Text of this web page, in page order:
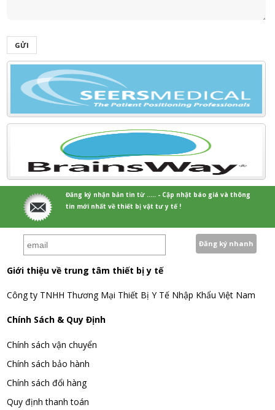
GỬI
Đăng ký nhận bản tin từ ..... - Cập nhật báo giá và thông
tin mới nhất về thiết bị vật tư y tế !
Giới thiệu về trung tâm thiết bị y tế
Công ty TNHH Thương Mại Thiết Bị Y Tế Nhập Khẩu Việt Nam
Chính Sách & Quy Định
Chính sách vận chuyển
Chính sách bảo hành
Chính sách đổi hàng
Quy định thanh toán